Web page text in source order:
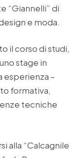
“Giannelli” di
e moda.
il corso di studi,
stage in
esperienza –
formativa,
tecniche
alla “Calcagnile